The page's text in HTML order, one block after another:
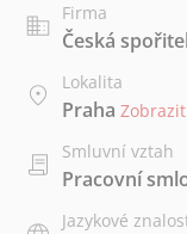
Firma
Česká
Lokalita
Praha
Smluvní vztah
Pracovní
Jazykové